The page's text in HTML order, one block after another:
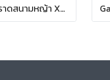
Gardena คราดสนามหญ้า XXL แบบพับเก็บได้ (สำหรับต่อด้ามจับ) (03107-20)